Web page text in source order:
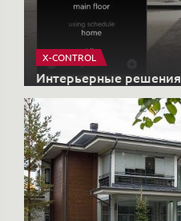
X-CONTROL
Интерьерные решения